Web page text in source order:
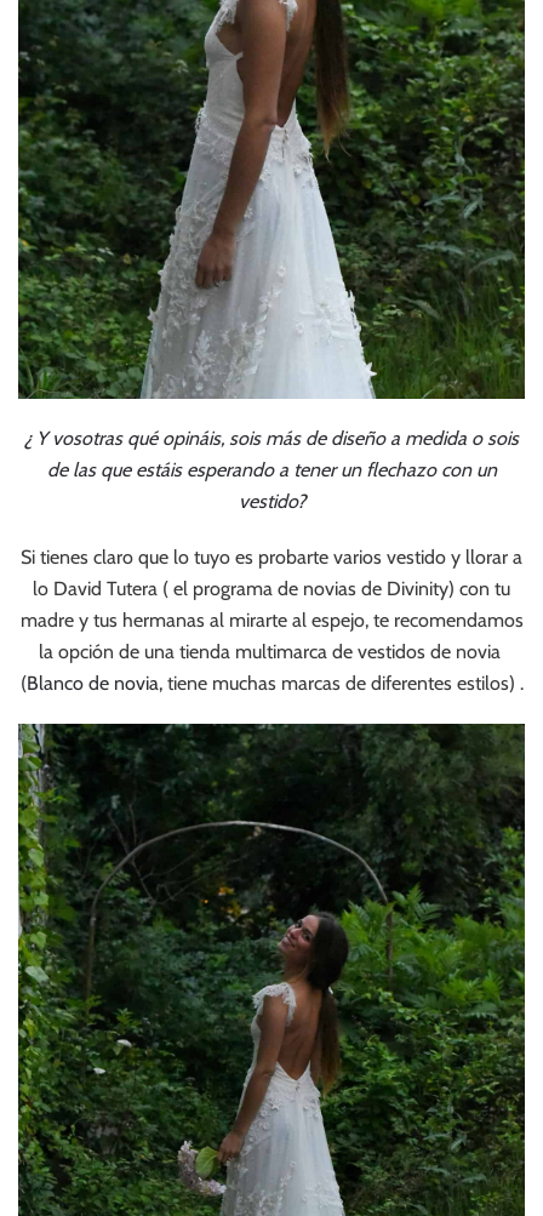
¿ Y vosotras qué opináis, sois más de diseño a medida o sois
de las que estáis esperando a tener un flechazo con un
vestido?
Si tienes claro que lo tuyo es probarte varios vestido y llorar a
lo David Tutera ( el programa de novias de Divinity) con tu
madre y tus hermanas al mirarte al espejo, te recomendamos
la opción de una tienda multimarca de vestidos de novia
(Blanco de novia, tiene muchas marcas de diferentes estilos) .